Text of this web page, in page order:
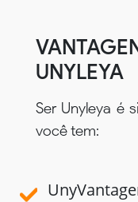
UNYLEYA
Ser Unyleya é
você tem: